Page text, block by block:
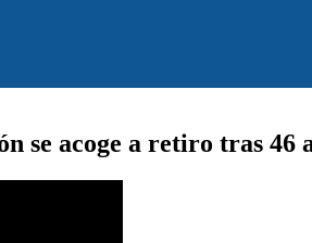
se acoge a retiro tras 46